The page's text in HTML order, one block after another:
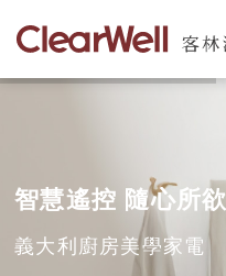
智慧遙控 隨心所欲
義大利廚房美學家電